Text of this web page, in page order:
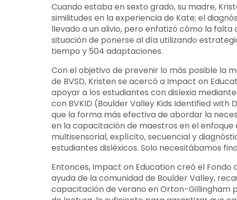
Cuando estaba en sexto grado, su madre,
similitudes en la experiencia de Kate; el
llevado a un alivio, pero enfatizó cómo la
situación de ponerse al día utilizando
tiempo y 504 adaptaciones.
Con el objetivo de prevenir lo más posible la
de BVSD, Kristen se acercó a Impact on
apoyar a los estudiantes con dislexia
con BVKID (Boulder Valley Kids Identified with
que la forma más efectiva de abordar la
en la capacitación de maestros en el
multisensorial, explícito, secuencial y
estudiantes disléxicos. Solo necesitábamos
Entonces, Impact on Education creó el Fondo
ayuda de la comunidad de Boulder Valley,
capacitación de verano en Orton-Gillingham